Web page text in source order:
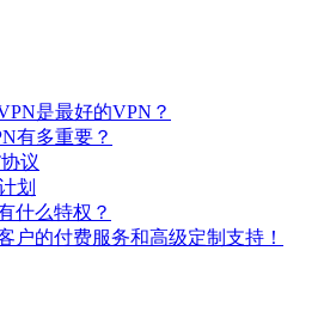
是最好的VPN？
有多重要？
议
划
什么特权？
户的付费服务和高级定制支持！